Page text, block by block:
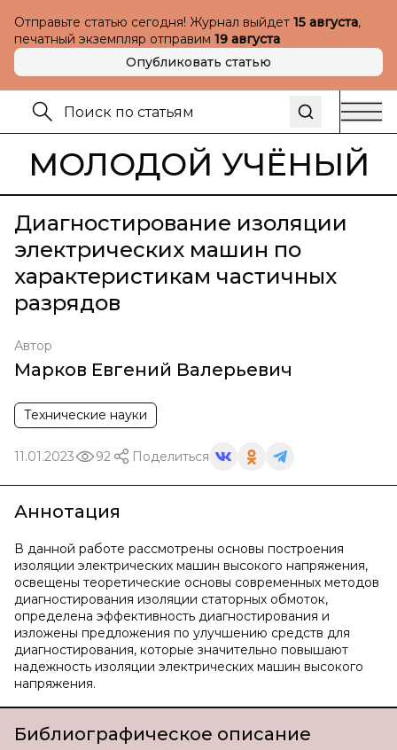
Отправьте статью сегодня! Журнал выйдет 15 августа,
печатный экземпляр отправим 19 августа
Опубликовать статью
МОЛОДОЙ УЧЁНЫЙ
Диагностирование изоляции
электрических машин по
характеристикам частичных
разрядов
Автор
Марков Евгений Валерьевич
Технические науки
11.01.2023 92 Поделиться
Аннотация
В данной работе рассмотрены основы построения
изоляции электрических машин высокого напряжения,
освещены теоретические основы современных методов
диагностирования изоляции статорных обмоток,
определена эффективность диагностирования и
изложены предложения по улучшению средств для
диагностирования, которые значительно повышают
надежность изоляции электрических машин высокого
напряжения.
Библиографическое описание